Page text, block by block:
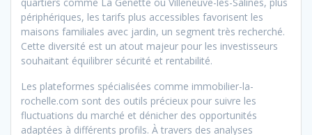
périphériques, les tarifs plus accessibles favorisent les
maisons familiales avec jardin, un segment très recherché.
Cette diversité est un atout majeur pour les investisseurs
souhaitant équilibrer sécurité et rentabilité.
Les plateformes spécialisées comme immobilier-la-
rochelle.com sont des outils précieux pour suivre les
fluctuations du marché et dénicher des opportunités
adaptées à différents profils. À travers des analyses